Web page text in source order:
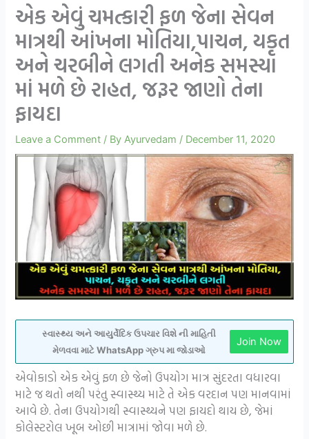
એક એવું ચમત્કારી ફળ જેના સેવન
માત્રથી આંખના મોતિયા,પાચન, યકૃત
અને ચરબીને લગતી અનેક સમસ્યા
માં મળે છે રાહત, જરૂર જાણો તેના
ફાયદા
Leave a Comment / By Ayurvedam / December 11, 2020
સ્વાસ્થ્ય અને આયુર્વેદિક ઉપચાર વિશે ની માહિતી
મેળવવા માટે WhatsApp ગ્રુપ મા જોડાઓ
Join Now
એવોકાડો એક એવું ફળ છે જેનો ઉપયોગ માત્ર સુંદરતા વધારવા
માટે જ થતો નથી પરંતુ સ્વાસ્થ્ય માટે તે એક વરદાન પણ માનવામાં
આવે છે. તેના ઉપયોગથી સ્વાસ્થ્યને પણ ફાયદો થાય છે, જેમાં
કોલેસ્ટરોલ ખૂબ ઓછી માત્રામાં જોવા મળે છે.